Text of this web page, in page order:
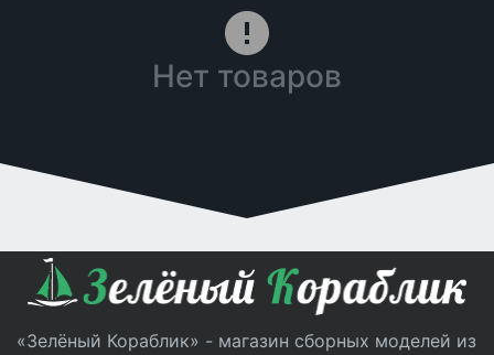
Нет товаров
«Зелёный Кораблик» - магазин сборных моделей из